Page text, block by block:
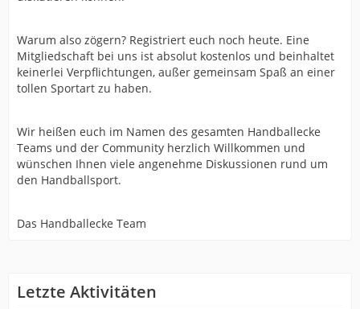
Warum also zögern? Registriert euch noch heute. Eine
Mitgliedschaft bei uns ist absolut kostenlos und beinhaltet
keinerlei Verpflichtungen, außer gemeinsam Spaß an einer
tollen Sportart zu haben.
Wir heißen euch im Namen des gesamten Handballecke
Teams und der Community herzlich Willkommen und
wünschen Ihnen viele angenehme Diskussionen rund um
den Handballsport.
Das Handballecke Team
Letzte Aktivitäten